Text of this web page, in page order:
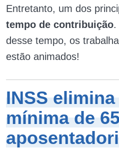
Entretanto, um dos
tempo de contribuição.
desse tempo, os
estão animados!
INSS
mínima de